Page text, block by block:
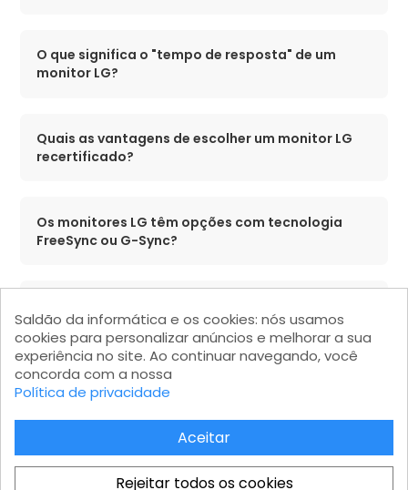
O que significa o "tempo de resposta" de um
monitor LG?
Quais as vantagens de escolher um monitor LG
recertificado?
Os monitores LG têm opções com tecnologia
FreeSync ou G-Sync?
um de 144Hz?
O Saldão da Informática oferece frete grátis
para monitores LG?
Saldão da informática e os cookies: nós usamos
cookies para personalizar anúncios e melhorar a sua
experiência no site. Ao continuar navegando, você
concorda com a nossa
Política de privacidade
Aceitar
Rejeitar todos os cookies